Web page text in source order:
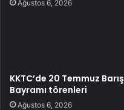
Ağustos 6, 2026
KKTC’de 20 Temmuz Barış
Bayramı törenleri
Ağustos 6, 2026